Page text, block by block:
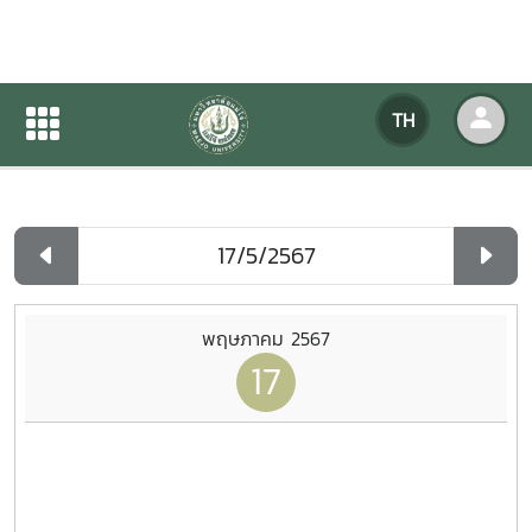
TH
ปฏิทินกิจกรรมของหน่วยงาน
ปฏิทินกิจกรรมของหน่วยงาน
พฤษภาคม 2567
17